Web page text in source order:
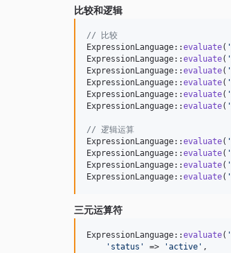
比较和逻辑
// 比较
ExpressionLanguage::evaluate( '
ExpressionLanguage::evaluate( '
ExpressionLanguage::evaluate( '
ExpressionLanguage::evaluate( '
ExpressionLanguage::evaluate( '
ExpressionLanguage::evaluate( '
// 逻辑运算
ExpressionLanguage::evaluate( '
ExpressionLanguage::evaluate( '
ExpressionLanguage::evaluate( '
ExpressionLanguage::evaluate( '
三元运算符
ExpressionLanguage::evaluate( '
' status ' => 'active ' ,